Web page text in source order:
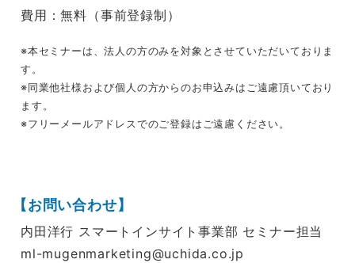
費用：無料（事前登録制）
※本セミナーは、法人の方のみを対象とさせていただいておりま
す。
※同業他社様および個人の方からのお申込みはご遠慮頂いており
ます。
※フリーメールアドレスでのご登録はご遠慮ください。
【お問い合わせ】
内田洋行 スマートインサイト事業部 セミナー担当
ml-mugenmarketing@uchida.co.jp